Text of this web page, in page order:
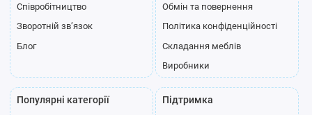
Співробітництво
Зворотній зв’язок
Блог
Обмін та повернення
Політика конфіденційності
Складання меблів
Виробники
Популярні категорії
Підтримка